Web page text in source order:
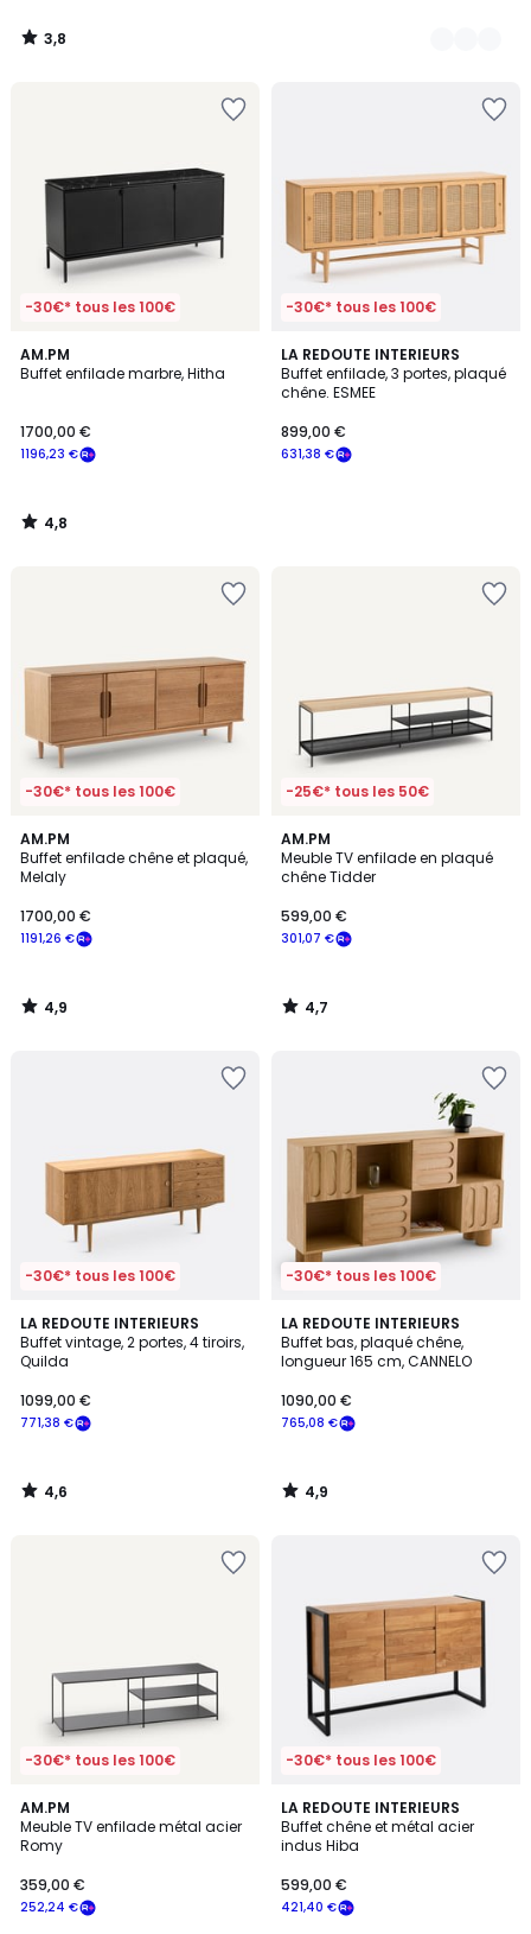
notre
programme
1542,10
3,8
/
-30€* tous les 100€
AM.PM
Buffet enfilade marbre, Hitha
1196,23 €
1700,00 €
4,8
/ 5
4,8
/
-30€* tous les 100€
LA REDOUTE INTERIEURS
Buffet enfilade, 3 portes, plaqué
chêne. ESMEE
631,38 €
899,00 €
-30€* tous les 100€
AM.PM
Buffet enfilade chêne et plaqué,
Melaly
1191,26 €
1700,00 €
4,9
/ 5
4,9
/
-25€* tous les 50€
AM.PM
Meuble TV enfilade en plaqué
chêne Tidder
301,07 €
599,00 €
4,7
/ 5
4,7
/
-30€* tous les 100€
LA REDOUTE INTERIEURS
Buffet vintage, 2 portes, 4 tiroirs,
Quilda
771,38 €
1099,00 €
4,6
/ 5
4,6
/
-30€* tous les 100€
LA REDOUTE INTERIEURS
Buffet bas, plaqué chêne,
longueur 165 cm, CANNELO
765,08 €
1090,00 €
4,9
/ 5
4,9
/
-30€* tous les 100€
AM.PM
Meuble TV enfilade métal acier
Romy
252,24 €
359,00 €
4,6
/ 5
-30€* tous les 100€
LA REDOUTE INTERIEURS
Buffet chêne et métal acier
indus Hiba
421,40 €
599,00 €
4,4
/ 5